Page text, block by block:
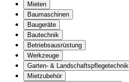
Mieten
Baumaschinen
Baugeräte
Bautechnik
Betriebsausrüstung
Werkzeuge
Garten- & Landschaftspflegetechnik
Mietzubehör